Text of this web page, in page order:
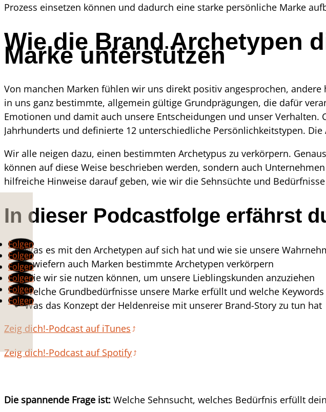
Folgen
Folgen
Folgen
Folgen
Folgen
Folgen
Prozess einsetzen können und dadurch eine starke persönliche Marke
Wie die Brand Archetypen
Marke unterstützen
Von manchen Marken fühlen wir uns direkt positiv angesprochen,
in uns ganz bestimmte, allgemein gültige Grundprägungen, die dafür
Emotionen und damit auch unsere Entscheidungen und unser Verhalten.
Jahrhunderts und definierte 12 unterschiedliche Persönlichkeitstypen. Die
Wir alle neigen dazu, einen bestimmten Archetypus zu verkörpern.
können auf diese Weise beschrieben werden, sondern auch
hilfreiche Hinweise darauf geben, wie wir die Sehnsüchte und
In dieser Podcastfolge erfährst
Was es mit den Archetypen auf sich hat und wie sie unsere
Inwiefern auch Marken bestimmte Archetypen verkörpern
Wie wir sie nutzen können, um unsere Lieblingskunden anzuziehen
Welche Grundbedürfnisse unsere Marke erfüllt und welche
Was das Konzept der Heldenreise mit unserer Brand-Story zu tun hat
Zeig dich!-Podcast auf iTunes
Zeig dich!-Podcast auf Spotify
Die spannende Frage ist: Welche Sehnsucht, welches Bedürfnis erfüllt